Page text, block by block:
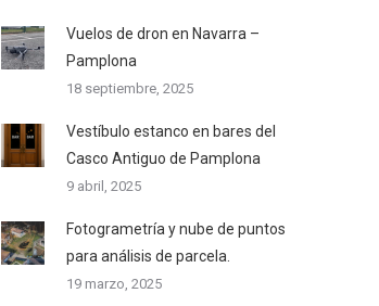
Vuelos de dron en Navarra –
Pamplona
18 septiembre, 2025
Vestíbulo estanco en bares del
Casco Antiguo de Pamplona
9 abril, 2025
Fotogrametría y nube de puntos
para análisis de parcela.
19 marzo, 2025